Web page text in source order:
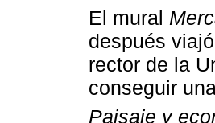
El mural
después
rector de la
conseguir
Paisaje y